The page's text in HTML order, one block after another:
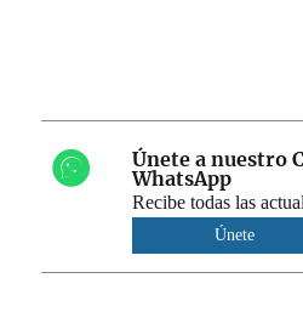
Únete a nuestro
WhatsApp
Recibe todas las
Únete